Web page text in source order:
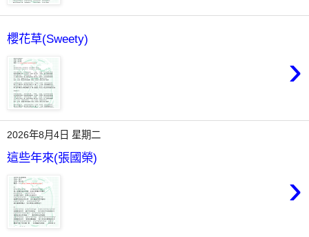
櫻花草(Sweety)
›
2026年8月4日 星期二
這些年來(張國榮)
›